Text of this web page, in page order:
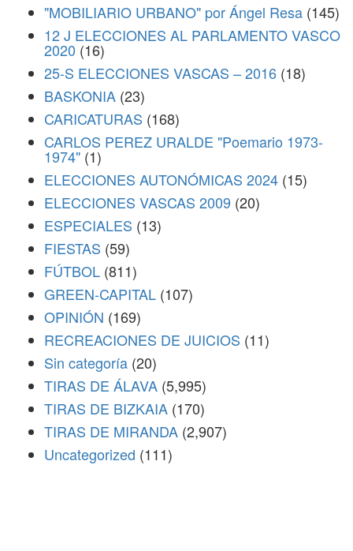
"MOBILIARIO URBANO" por Ángel Resa (145)
12 J ELECCIONES AL PARLAMENTO VASCO
2020 (16)
25-S ELECCIONES VASCAS – 2016 (18)
BASKONIA (23)
CARICATURAS (168)
CARLOS PEREZ URALDE "Poemario 1973-
1974" (1)
ELECCIONES AUTONÓMICAS 2024 (15)
ELECCIONES VASCAS 2009 (20)
ESPECIALES (13)
FIESTAS (59)
FÚTBOL (811)
GREEN-CAPITAL (107)
OPINIÓN (169)
RECREACIONES DE JUICIOS (11)
Sin categoría (20)
TIRAS DE ÁLAVA (5,995)
TIRAS DE BIZKAIA (170)
TIRAS DE MIRANDA (2,907)
Uncategorized (111)